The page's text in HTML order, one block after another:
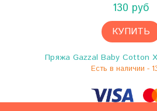
130 руб
КУПИТЬ
Пряжа Gazzal Baby Cotton
Есть в наличии -